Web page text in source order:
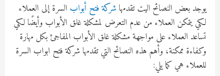
يوجد بعض النصائح اليت تقدمهاشركة فتح أبواب السرة إلى العملاء
لكي يتمكن العملاء من عدم التعرض لمشكلة غلق الأبواب وأيضًا لكي
تساعد العملاء على مواجهة مشكلة غلق الأبواب المفاجئ بكل مهارة
وكفاءة ممكنة، وأهم هذه النصائح التي تقدمها شركة فتح ابواب السرة
للعملاء هي كما يلي: